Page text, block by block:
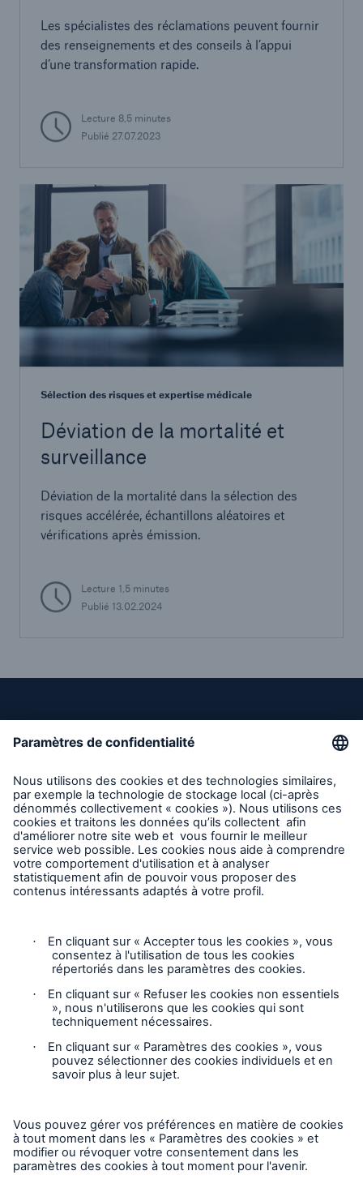
Les spécialistes des réclamations peuvent fournir
des renseignements et des conseils à l’appui
d’une transformation rapide.
Lecture 8,5 minutes
Publié 27.07.2023
Sélection des risques et expertise médicale
Déviation de la mortalité et
surveillance
Déviation de la mortalité dans la sélection des
risques accélérée, échantillons aléatoires et
vérifications après émission.
Lecture 1,5 minutes
Publié 13.02.2024
Entreprise
Carrières
Contact
Suivez-nous
Avis de confidentialité
Paramètres des cookies